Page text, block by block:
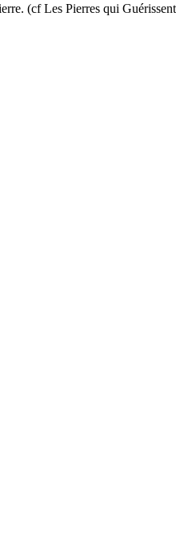
(cf Les Pierres qui